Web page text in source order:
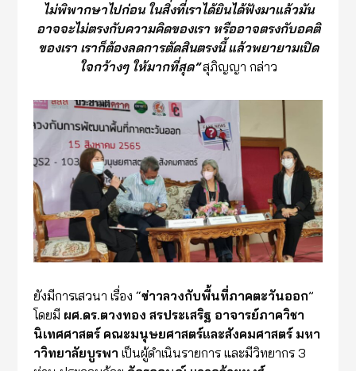
ไม่พิพากษาไปก่อน ในสิ่งที่เราได้ยินได้ฟังมาแล้วมัน
อาจจะไม่ตรงกับความคิดของเรา หรืออาจตรงกับอคติ
ของเรา เราก็ต้องลดการตัดสินตรงนี้ แล้วพยายามเปิด
ใจกว้างๆ ให้มากที่สุด”สุภิญญา กล่าว
ยังมีการเสวนา เรื่อง “ข่าวลวงกับพื้นที่ภาคตะวันออก”
โดยมี ผศ.ดร.ตวงทอง สรประเสริฐ อาจารย์ภาควิชา
นิเทศศาสตร์ คณะมนุษยศาสตร์และสังคมศาสตร์ มหา
าวิทยาลัยบูรพา เป็นผู้ดำเนินรายการ และมีวิทยากร 3